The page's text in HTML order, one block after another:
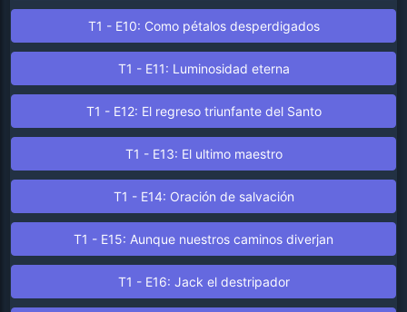
T1 - E10: Como pétalos desperdigados
T1 - E11: Luminosidad eterna
T1 - E12: El regreso triunfante del Santo
T1 - E13: El ultimo maestro
T1 - E14: Oración de salvación
T1 - E15: Aunque nuestros caminos diverjan
T1 - E16: Jack el destripador